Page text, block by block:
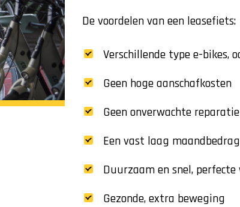
De voordelen van een leasefiets:
Verschillende type e-bikes,
Geen hoge aanschafkosten
Geen onverwachte
Een vast laag maandbedrag
Duurzaam en snel,
Gezonde, extra beweging